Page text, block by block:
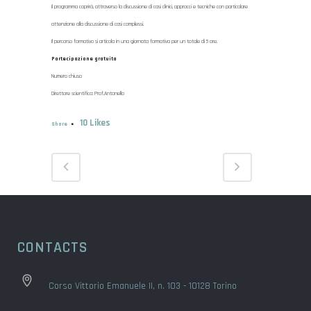
Il programma coprirà, attraverso la discussione di casi clinici, approcci e tecniche con particolare
attenzione alla discussione di casi complessi.
Il percorso formativo si articola in una giornata formativa per un totale di 5 ore.
Partecipazione gratuita
Numero chiuso
Direttore scientifico: Prof.Antonello
Share 10 Likes
CONTACTS
Corso Vittorio Emanuele II, n. 103 - 10128 Torino